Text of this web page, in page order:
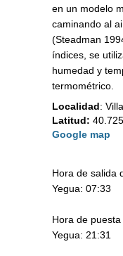
en un modelo
caminando al
(Steadman
índices, se
humedad y
termométrico.
Localidad:
Latitud:
Google map
Hora de salida
Yegua: 07:33
Hora de
Yegua: 21:31